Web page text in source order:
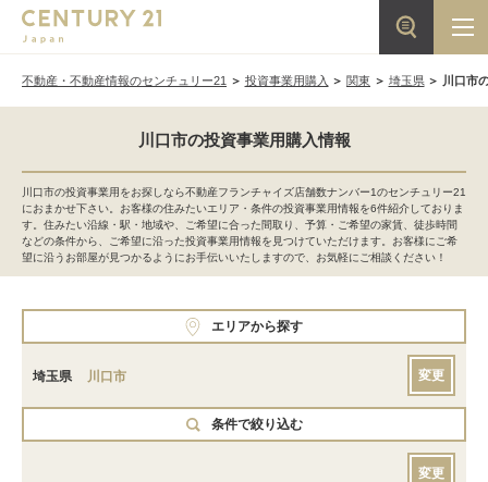
不動産・不動産情報のセンチュリー21 投資事業用購入 関東 埼玉県 川口市
川口市の投資事業用購入情報
川口市の投資事業用をお探しなら不動産フランチャイズ店舗数ナンバー1のセンチュリー21
におまかせ下さい。お客様の住みたいエリア・条件の投資事業用情報を6件紹介しておりま
す。住みたい沿線・駅・地域や、ご希望に合った間取り、予算・ご希望の家賃、徒歩時間
などの条件から、ご希望に沿った投資事業用情報を見つけていただけます。お客様にご希
望に沿うお部屋が見つかるようにお手伝いいたしますので、お気軽にご相談ください！
エリアから探す
埼玉県 川口市 変更
条件で絞り込む
変更